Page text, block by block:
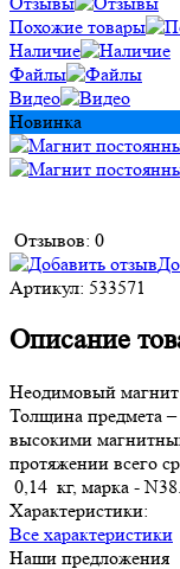
Похожие товары
Наличие
Файлы
Видео
Новинка
Отзывов: 0
Артикул: 533571
Описание
Неодимовый
Толщина предмета –
высокими
протяжении всего
0,14 кг, марка - N38.
Характеристики:
Все характеристики
Наши предложения